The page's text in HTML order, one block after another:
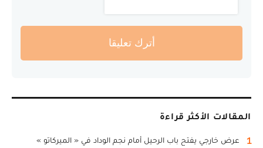
أترك تعليقا
المقالات الأكثر قراءة
1 عرض خارجي يفتح باب الرحيل أمام نجم الوداد في « الميركاتو »